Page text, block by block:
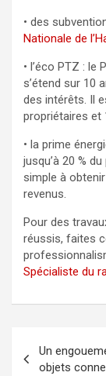
• des
Nationale de
• l’éco PTZ : le
s’étend sur 10
des intérêts. Il
propriétaires et
• la prime
jusqu’à 20 %
simple à
revenus.
Pour des
réussis, faites
Spécialiste du
de
Un
objets